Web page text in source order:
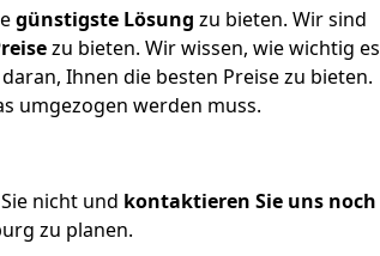
günstigste Lösung zu bieten. Wir sind
zu bieten. Wir wissen, wie wichtig es
Ihnen die besten Preise zu bieten.
umgezogen werden muss.
nicht und kontaktieren Sie uns noch
zu planen.